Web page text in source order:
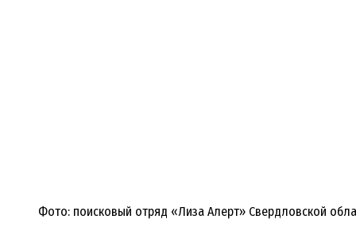
Фото: поисковый отряд «Лиза Алерт» Свердловской